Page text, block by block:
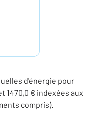
d'énergie pour
1470,0 € indexées aux
compris).